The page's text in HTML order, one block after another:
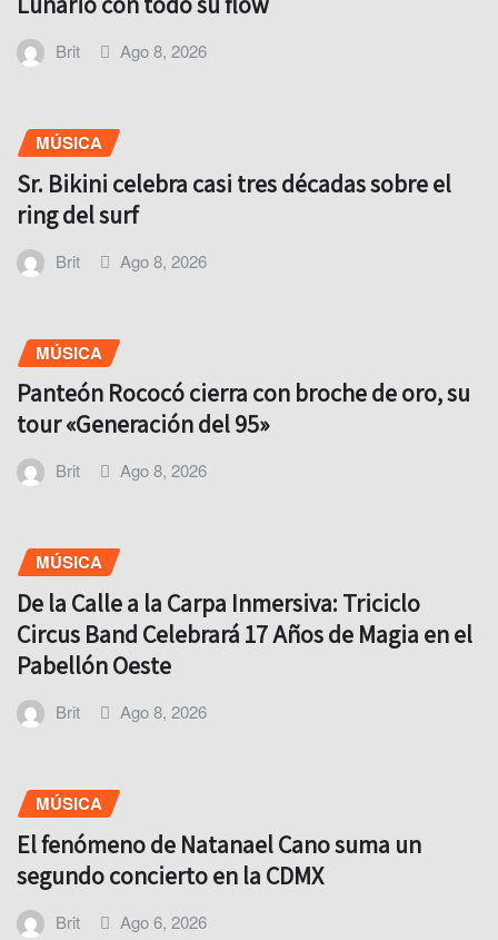
Brit Ago 8, 2026
MÚSICA
Sr. Bikini celebra casi tres décadas sobre el
ring del surf
Brit Ago 8, 2026
MÚSICA
Panteón Rococó cierra con broche de oro, su
tour «Generación del 95»
Brit Ago 8, 2026
MÚSICA
De la Calle a la Carpa Inmersiva: Triciclo
Circus Band Celebrará 17 Años de Magia en el
Pabellón Oeste
Brit Ago 8, 2026
MÚSICA
El fenómeno de Natanael Cano suma un
segundo concierto en la CDMX
Brit Ago 6, 2026